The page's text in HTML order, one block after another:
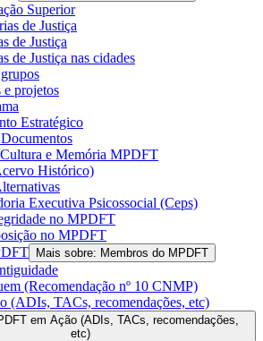
Superior
de Justiça
de Justiça
de Justiça nas cidades
e projetos
Estratégico
e Memória MPDFT
Histórico)
Executiva Psicossocial (Ceps)
no MPDFT
no MPDFT
Mais sobre: Membros do MPDFT
(Recomendação nº 10 CNMP)
(ADIs, TACs, recomendações, etc)
em Ação (ADIs, TACs, recomendações,
etc)